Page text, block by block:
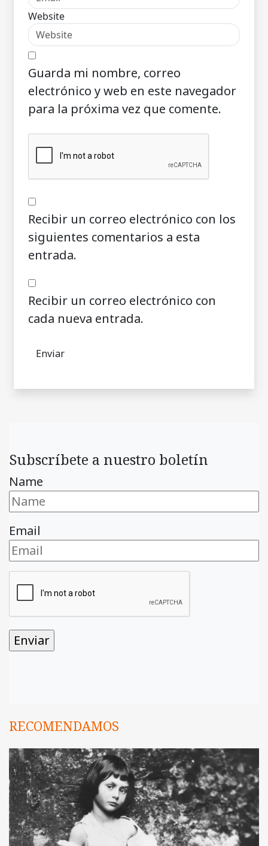
Website
Guarda mi nombre, correo
electrónico y web en este navegador
para la próxima vez que comente.
Recibir un correo electrónico con los
siguientes comentarios a esta
entrada.
Recibir un correo electrónico con
cada nueva entrada.
Subscríbete a nuestro boletín
Name
Email
RECOMENDAMOS